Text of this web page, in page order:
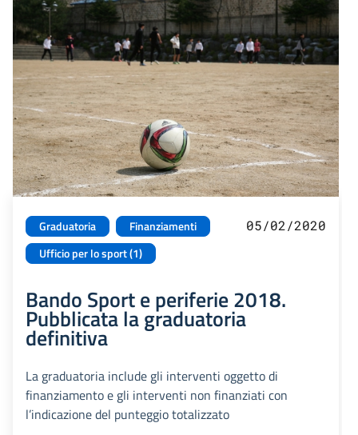
Graduatoria
Finanziamenti
Ufficio per lo sport (1)
05/02/2020
Bando Sport e periferie 2018.
Pubblicata la graduatoria
definitiva
La graduatoria include gli interventi oggetto di
finanziamento e gli interventi non finanziati con
l’indicazione del punteggio totalizzato